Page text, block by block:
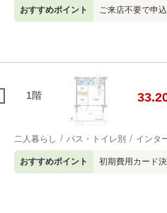
おすすめポイント ご来店不要で申
1階
二人暮らし バス・トイレ別 インタ
おすすめポイント 初期費用カード